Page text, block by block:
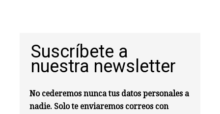
Suscríbete a
nuestra newsletter
No cederemos nunca tus datos personales a
nadie. Solo te enviaremos correos con